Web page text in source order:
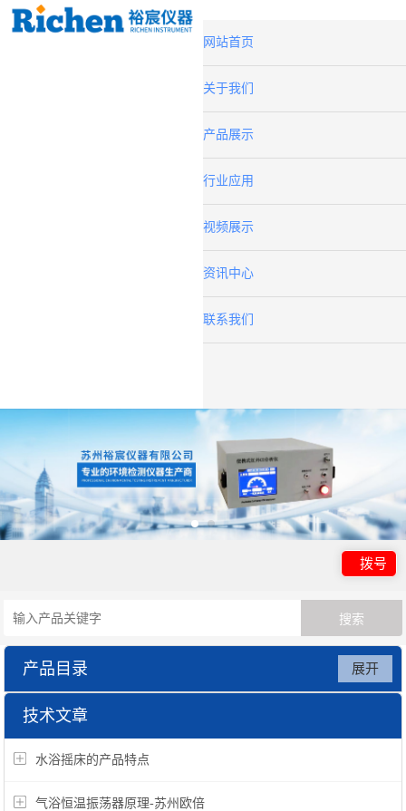
网站首页
关于我们
产品展示
行业应用
视频展示
资讯中心
联系我们
拨号
产品目录
粉尘采样器
展开
技术文章
水浴摇床的产品特点
气浴恒温振荡器原理-苏州欧倍